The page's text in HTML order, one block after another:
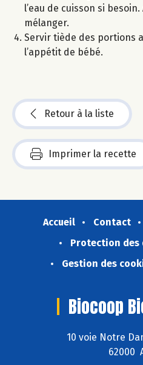
l’eau de cuisson si
mélanger.
Servir tiède des portions
l’appétit de bébé.
Retour à la liste
Imprimer la recette
Accueil Contact
Protection des
Gestion des
Biocoop
10 voie Notre
62000